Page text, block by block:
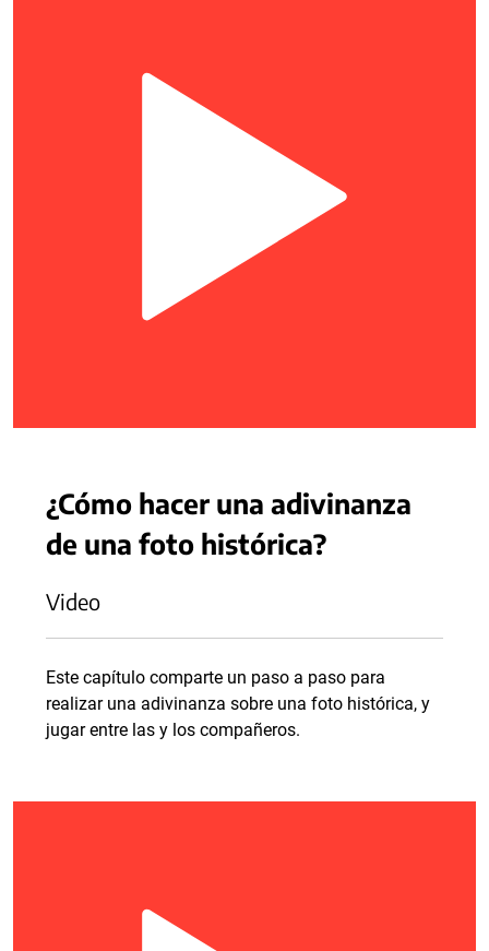
¿Cómo hacer una adivinanza
de una foto histórica?
Video
Este capítulo comparte un paso a paso para
realizar una adivinanza sobre una foto histórica, y
jugar entre las y los compañeros.